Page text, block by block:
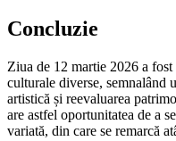
Concluzie
Ziua de 12 martie 2026 a
culturale diverse, semnalând
artistică și reevaluarea
are astfel oportunitatea de a
variată, din care se remarcă